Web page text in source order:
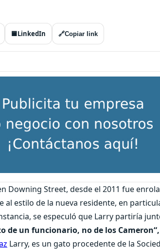
🟦LinkedIn 🔗Copiar link
Downing Street, desde el 2011 fue
al estilo de la nueva residente, en
se especuló que Larry partiría
de un funcionario, no de los
Larry, es un gato procedente de la